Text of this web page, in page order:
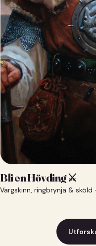
Bli en Hövding ⚔️